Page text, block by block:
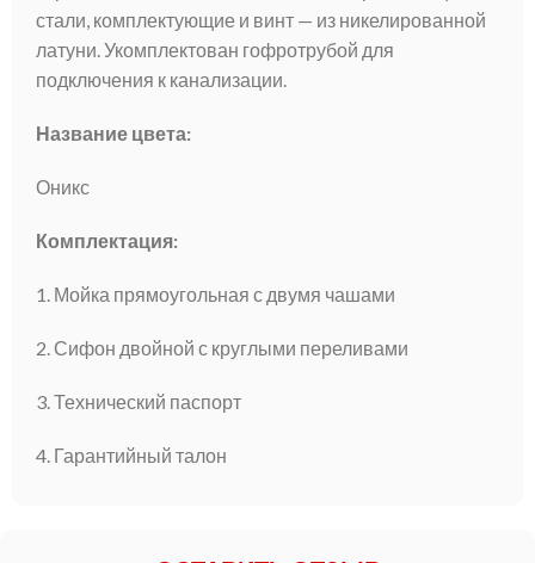
стали, комплектующие и винт — из никелированной
латуни. Укомплектован гофротрубой для
подключения к канализации.
Название цвета:
Оникс
Комплектация:
1. Мойка прямоугольная с двумя чашами
2. Сифон двойной с круглыми переливами
3. Технический паспорт
4. Гарантийный талон